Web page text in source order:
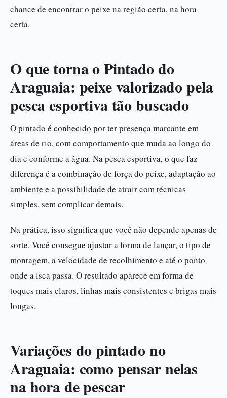
chance de encontrar o peixe na região certa, na hora
certa.
O que torna o Pintado do
Araguaia: peixe valorizado pela
pesca esportiva tão buscado
O pintado é conhecido por ter presença marcante em
áreas de rio, com comportamento que muda ao longo do
dia e conforme a água. Na pesca esportiva, o que faz
diferença é a combinação de força do peixe, adaptação ao
ambiente e a possibilidade de atrair com técnicas
simples, sem complicar demais.
Na prática, isso significa que você não depende apenas de
sorte. Você consegue ajustar a forma de lançar, o tipo de
montagem, a velocidade de recolhimento e até o ponto
onde a isca passa. O resultado aparece em forma de
toques mais claros, linhas mais consistentes e brigas mais
longas.
Variações do pintado no
Araguaia: como pensar nelas
na hora de pescar